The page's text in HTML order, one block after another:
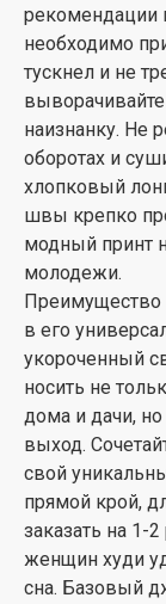
рекомендации
необходимо
тускнел и не
наизнанку. Не
оборотах и
хлопковый
швы крепко
модный принт
молодежи.
Преимущество
в его
укороченный
носить не
дома и дачи,
выход.
свой
прямой крой,
заказать на
женщин худи
сна. Базовый